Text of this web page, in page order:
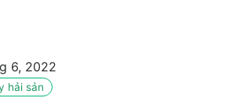
6, 2022
hải sản